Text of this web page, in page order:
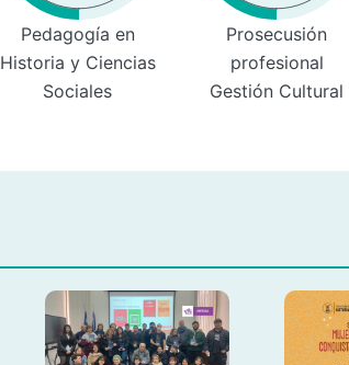
Pedagogía en
Historia y Ciencias
Sociales
Prosecusión
profesional
Gestión Cultural